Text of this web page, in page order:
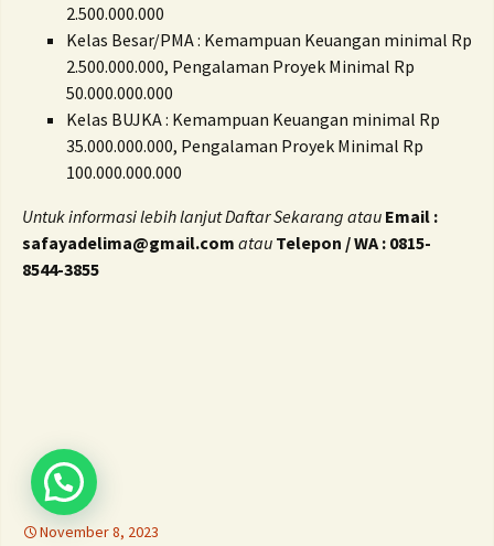
2.500.000.000
Kelas Besar/PMA : Kemampuan Keuangan minimal Rp
2.500.000.000, Pengalaman Proyek Minimal Rp
50.000.000.000
Kelas BUJKA : Kemampuan Keuangan minimal Rp
35.000.000.000, Pengalaman Proyek Minimal Rp
100.000.000.000
Untuk informasi lebih lanjut Daftar Sekarang atau Email :
safayadelima@gmail.com atau Telepon / WA : 0815-
8544-3855
November 8, 2023